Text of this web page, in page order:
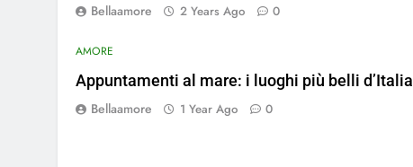
Bellaamore 2 Years Ago 0
AMORE
Appuntamenti al mare: i luoghi più belli d’Italia
Bellaamore 1 Year Ago 0